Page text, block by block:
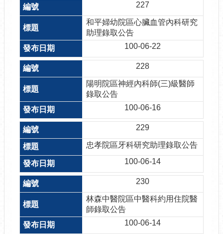
227
和平婦幼院區心臟血管內科研究
助理錄取公告
100-06-22
228
陽明院區神經內科師(三)級醫師
錄取公告
100-06-16
229
忠孝院區牙科研究助理錄取公告
100-06-14
230
林森中醫院區中醫科約用住院醫
師錄取公告
100-06-14